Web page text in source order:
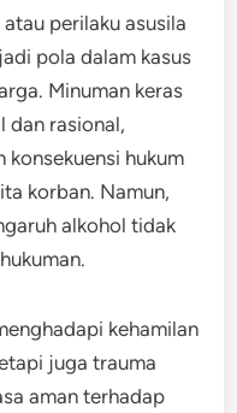
perilaku asusila
pola dalam kasus
Minuman keras
dan rasional,
konsekuensi hukum
korban. Namun,
alkohol tidak
kehamilan
juga trauma
aman terhadap